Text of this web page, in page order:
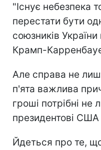
"Існує небезпека
перестати бути
союзників
Крамп-
Але справа не
п'ята важлива
гроші потрібні не
президентові
Йдеться про те,